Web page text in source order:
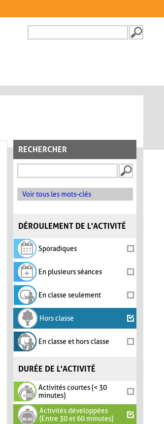
FORMULAIRE DE
RECHERCHER
Voir tous les mots-clés
DÉROULEMENT DE L'ACTIVITÉ
Sporadiques
En plusieurs séances
En classe seulement
Hors classe
En classe et hors classe
DURÉE DE L'ACTIVITÉ
Activités courtes (< 30
minutes)
Activités développées
(Entre 30 et 60 minutes)